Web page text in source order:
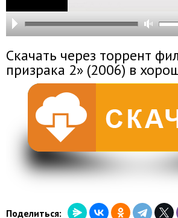
Скачать через торрент
призрака 2» (2006) в
Поделиться: